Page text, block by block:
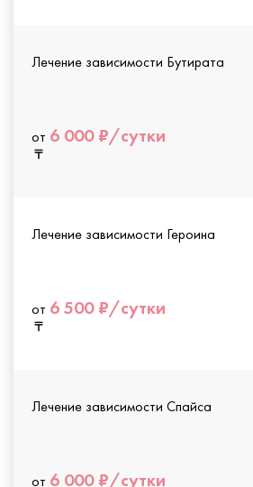
Лечение зависимости Бутирата
от 6 000 ₽/сутки
Лечение зависимости Героина
от 6 500 ₽/сутки
Лечение зависимости Спайса
от 6 000 ₽/сутки